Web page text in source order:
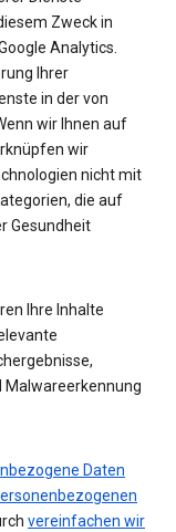
Zweck in
Analytics.
Ihrer
in der von
wir Ihnen auf
wir
nicht mit
die auf
Gesundheit
Ihre Inhalte
Malwareerkennung
Daten
vereinfachen wir